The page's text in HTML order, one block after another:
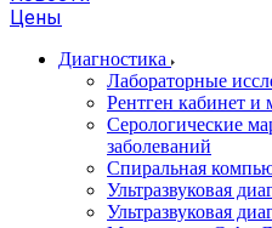
Цены
Диагностика
Лабораторные
Рентген кабинет и
Серологические
заболеваний
Спиральная
Ультразвуковая
Ультразвуковая